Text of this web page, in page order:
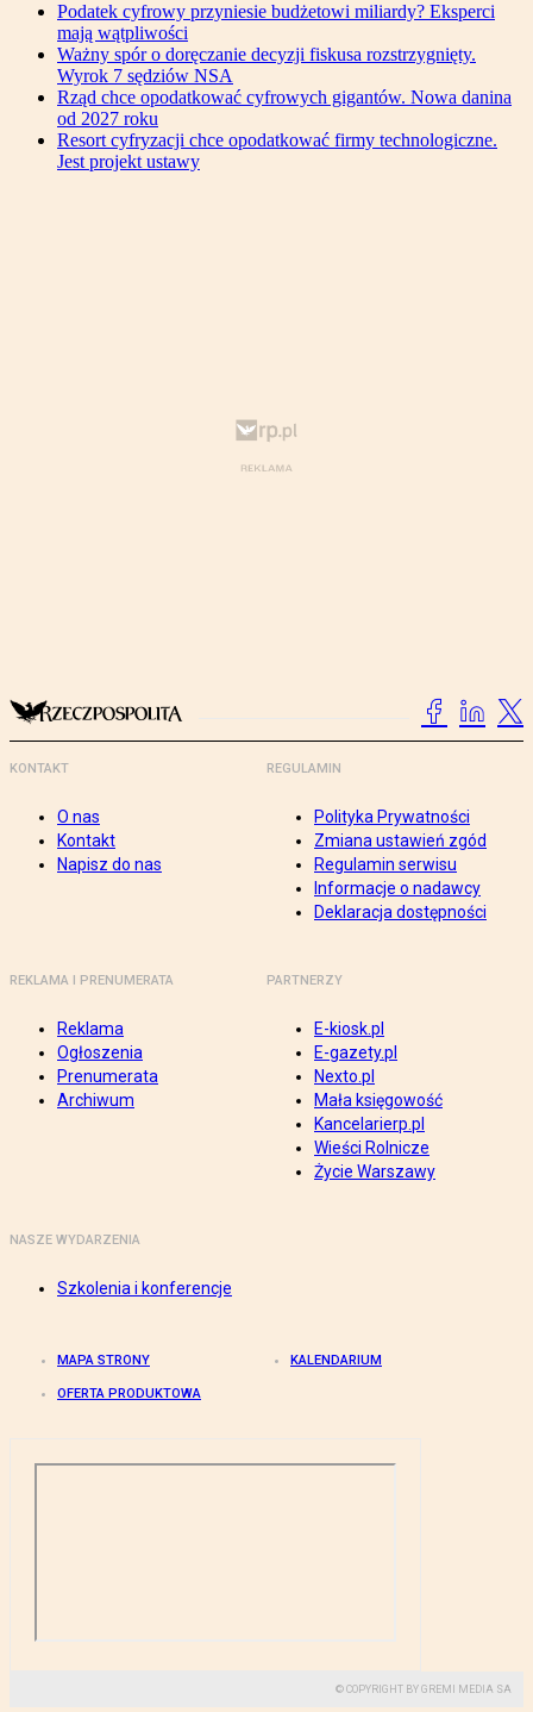
Podatek cyfrowy przyniesie budżetowi miliardy? Eksperci
mają wątpliwości
Ważny spór o doręczanie decyzji fiskusa rozstrzygnięty.
Wyrok 7 sędziów NSA
Rząd chce opodatkować cyfrowych gigantów. Nowa danina
od 2027 roku
Resort cyfryzacji chce opodatkować firmy technologiczne.
Jest projekt ustawy
KONTAKT
O nas
Kontakt
Napisz do nas
REGULAMIN
Polityka Prywatności
Zmiana ustawień zgód
Regulamin serwisu
Informacje o nadawcy
Deklaracja dostępności
REKLAMA I PRENUMERATA
Reklama
Ogłoszenia
Prenumerata
Archiwum
PARTNERZY
E-kiosk.pl
E-gazety.pl
Nexto.pl
Mała księgowość
Kancelarierp.pl
Wieści Rolnicze
Życie Warszawy
NASZE WYDARZENIA
Szkolenia i konferencje
MAPA STRONY KALENDARIUM
OFERTA PRODUKTOWA
© COPYRIGHT BY GREMI MEDIA SA